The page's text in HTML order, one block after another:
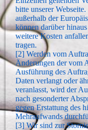
bitte unserer
außerhalb der
können darüber
weitere Kosten
tragen.
[2] Werden vom
Änderungen der vom
Ausführung des
Daten verlangt oder
veranlasst, wird der
nach gesonderter
gegen Erstattung des
Mehraufwands
[3] Wir sind zur